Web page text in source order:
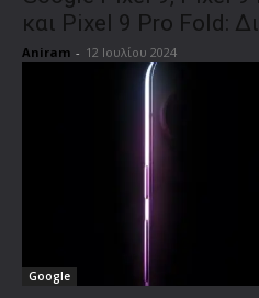
και Pixel 9 Pro Fold:
Aniram - 12 Ιουλίου 2024
Google